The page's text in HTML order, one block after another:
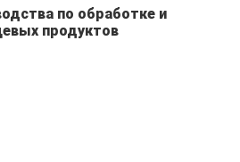
по обработке и
продуктов